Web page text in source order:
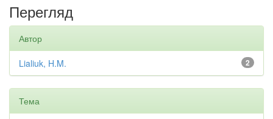
Перегляд
Автор
2
Lialiuk, H.M.
Тема